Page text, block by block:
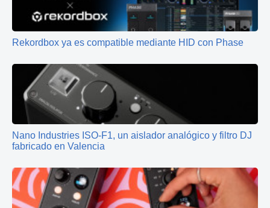
Rekordbox ya es compatible mediante HID con Phase
Nano Industries ISO-F1, un aislador analógico y filtro DJ
fabricado en Valencia